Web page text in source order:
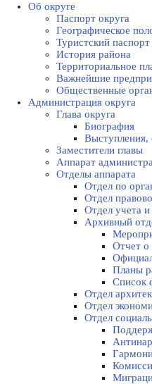
Об округе
Паспорт округа
Географическое
Туристский паспорт
История района
Территориальное
Важнейшие
Общественные
Администрация округа
Глава округа
Биография
Выступления,
Заместители главы
Аппарат
Отделы аппарата
Отдел по
Отдел
Отдел учета и
Архивный
Отчет о
Планы
Список
Отдел
Отдел
Отдел